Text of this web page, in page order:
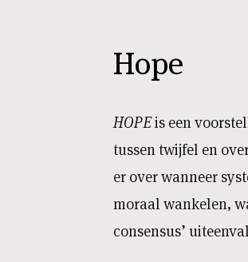
Hope
HOPEis een
tussen twijfel en
er over wanneer
moraal wankelen,
consensus’